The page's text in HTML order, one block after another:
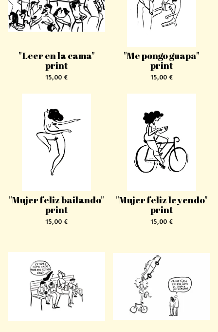
"Leer en la cama"
print
15,00 €
"Me pongo guapa"
print
15,00 €
"Mujer feliz bailando"
print
15,00 €
"Mujer feliz leyendo"
print
15,00 €